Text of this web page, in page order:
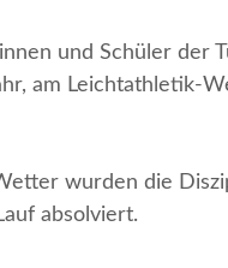
und Schüler der
am Leichtathletik-
wurden die
absolviert.